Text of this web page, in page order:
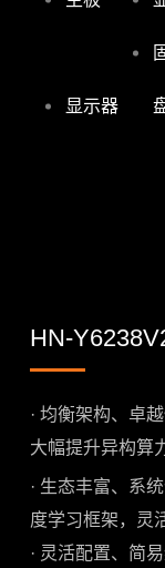
显示器
HN-
· 均衡架构、卓
大幅提升异构算
· 生态丰富、系
度学习框架，灵
· 灵活配置、简